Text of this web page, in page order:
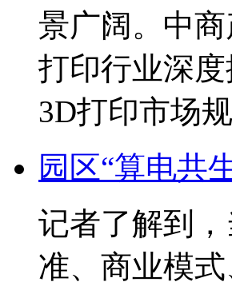
景广阔。中
打印行业深
3D打印市场
园区“算电共
记者了解到
准、商业模